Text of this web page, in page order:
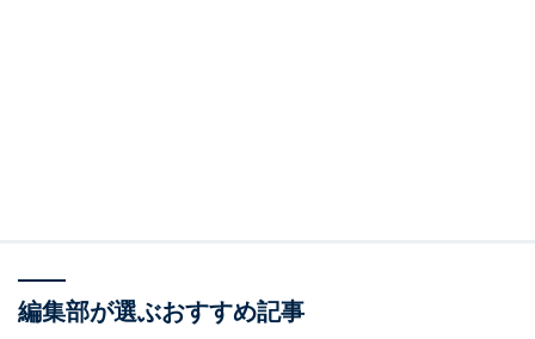
編集部が選ぶおすすめ記事